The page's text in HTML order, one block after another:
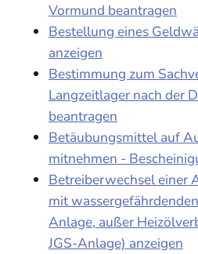
Vormund beantragen
Bestellung eines
anzeigen
Bestimmung zum
Langzeitlager nach der
beantragen
Betäubungsmittel auf
mitnehmen -
Betreiberwechsel einer
mit
Anlage, außer
JGS-Anlage) anzeigen